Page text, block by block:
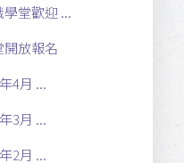
堂歡迎 ...
放報名
4月 ...
3月 ...
2月 ...